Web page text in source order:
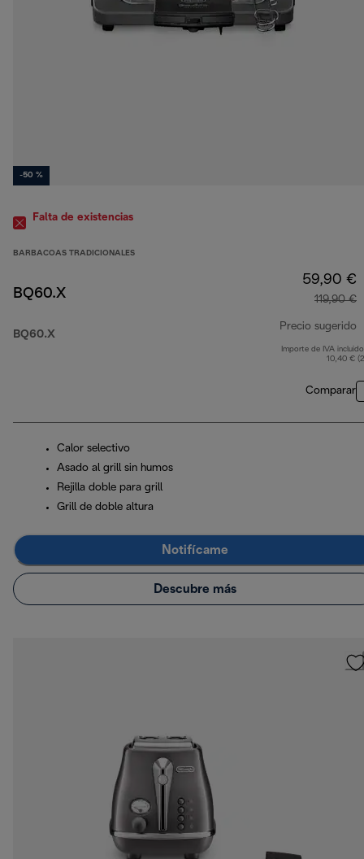
-50 %
Falta de existencias
BARBACOAS TRADICIONALES
BQ60.X
BQ60.X
59,90 €
119,90 €
Precio sugerido
Importe de IVA
10,40 €
Comparar
Calor selectivo
Asado al grill sin humos
Rejilla doble para grill
Grill de doble altura
Notifícame
Descubre más